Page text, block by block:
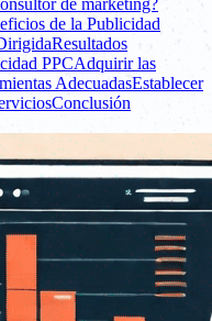
de la Publicidad
Resultados
PPCAdquirir las
AdecuadasEstablecer
Conclusión